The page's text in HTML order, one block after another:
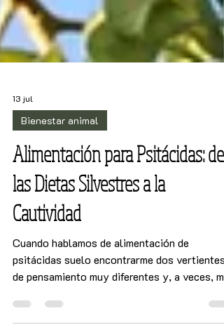
13 jul
Bienestar animal
Alimentación para Psitácidas: de
las Dietas Silvestres a la
Cautividad
Cuando hablamos de alimentación de
de pensamiento muy diferentes y, a veces,
polarizadas entre sí. Unos, que piensan que lo